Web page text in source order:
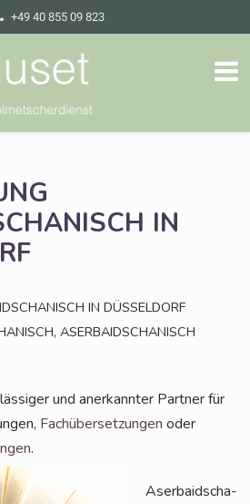
+49 40 855 09 823
IN
IN DÜSSELDORF
,ASERBAIDSCHANISCH
und aner­kann­ter Part­ner für
Fach­über­set­zun­gen oder
.
Aser­bai­dscha­